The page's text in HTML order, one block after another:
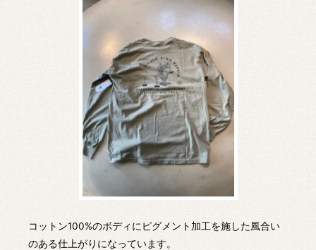
コットン100%のボディにピグメント加工を施した風合い
のある仕上がりになっています。